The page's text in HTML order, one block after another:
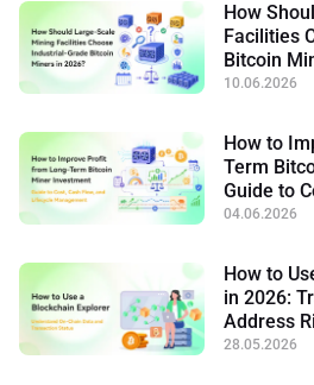
How
Facilities
Bitcoin
10.06.2026
How to
Term
Guide to
Lifecycle
04.06.2026
How to
in 2026:
Address
28.05.2026